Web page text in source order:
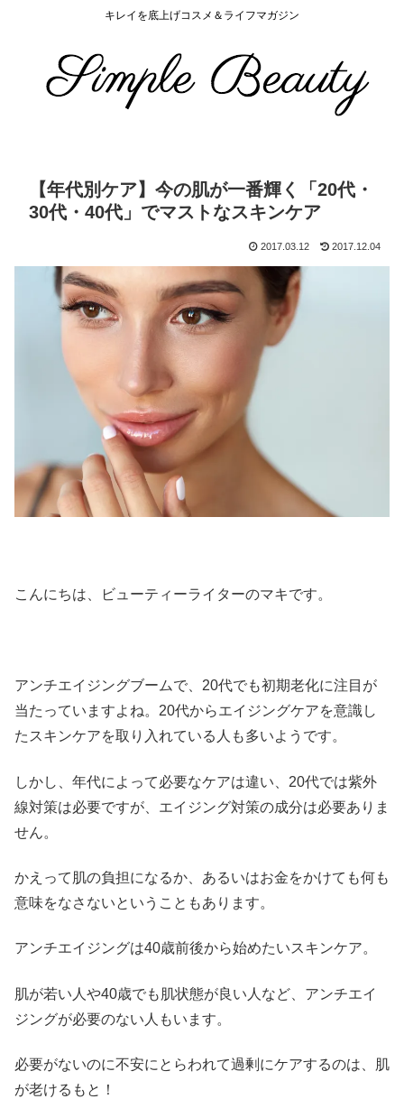
キレイを底上げコスメ＆ライフマガジン
【年代別ケア】今の肌が一番輝く「20代・
30代・40代」でマストなスキンケア
2017.03.12 2017.12.04
こんにちは、ビューティーライターのマキです。
アンチエイジングブームで、20代でも初期老化に注目が
当たっていますよね。20代からエイジングケアを意識し
たスキンケアを取り入れている人も多いようです。
しかし、年代によって必要なケアは違い、20代では紫外
線対策は必要ですが、エイジング対策の成分は必要ありま
せん。
かえって肌の負担になるか、あるいはお金をかけても何も
意味をなさないということもあります。
アンチエイジングは40歳前後から始めたいスキンケア。
肌が若い人や40歳でも肌状態が良い人など、アンチエイ
ジングが必要のない人もいます。
必要がないのに不安にとらわれて過剰にケアするのは、肌
が老けるもと！